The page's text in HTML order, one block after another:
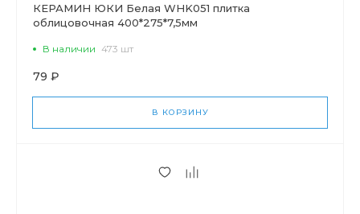
КЕРАМИН ЮКИ Белая WHK051 плитка
облицовочная 400*275*7,5мм
В наличии 473 шт
79 ₽
В КОРЗИНУ